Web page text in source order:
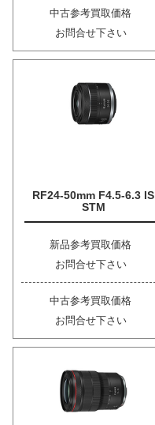
中古参考買取価格
お問合せ下さい
RF24-50mm F4.5-6.3 IS
STM
新品参考買取価格
お問合せ下さい
中古参考買取価格
お問合せ下さい